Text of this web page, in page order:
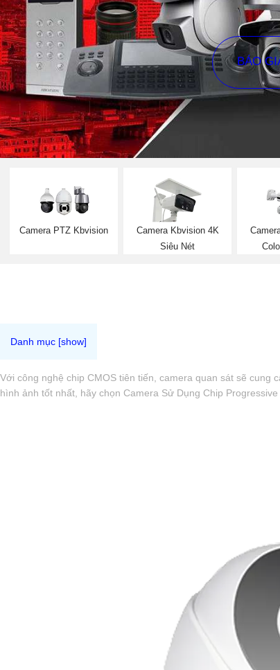
BÁO
Camera PTZ Kbvision
Camera Kbvision 4K
Siêu Nét
Với công nghệ chip CMOS tiên tiến, camera quan sát sẽ
hình ảnh tốt nhất, hãy chọn Camera Sử Dụng Chip